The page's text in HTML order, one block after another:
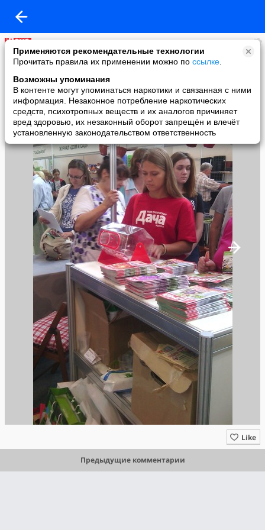
Применяются рекомендательные технологии
Прочитать правила их применении можно по ссылке
Возможны упоминания
В контенте могут упоминаться наркотики и связанная с ними
информация. Незаконное потребление наркотических
средств, психотропных веществ и их аналогов причиняет
вред здоровью, их незаконный оборот запрещён и влечёт
установленную законодательством ответственность
Моя прекрасная дача
added a photo
10 Sep в 15:19
Like
Предыдущие комментарии